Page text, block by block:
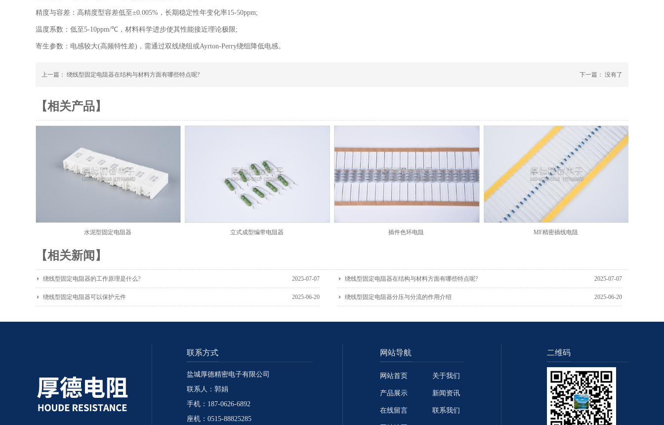
精度与容差：高精度型容差低至±0.005%，长期稳定性年变化率15-50ppm;
温度系数：低至5-10ppm/℃，材料科学进步使其性能接近理论极限;
寄生参数：电感较大(高频特性差)，需通过双线绕组或Ayrton-Perry绕组降低电感。
上一篇： 绕线型固定电阻器在结构与材料方面有哪些特点呢? 下一篇： 没有了
【相关产品】
水泥型固定电阻器 立式成型编带电阻器 插件色环电阻 MF精密插线电阻
【相关新闻】
绕线型固定电阻器的工作原理是什么? 2025-07-07 绕线型固定电阻器在结构与材料方面有哪些特点呢? 2025-07-07
绕线型固定电阻器可以保护元件 2025-06-20 绕线型固定电阻器分压与分流的作用介绍 2025-06-20
联系方式
盐城厚德精密电子有限公司
联系人：郭娟
手机：187-0626-6892
座机：0515-88825285
网站导航
网站首页 关于我们
产品展示 新闻资讯
在线留言 联系我们
二维码